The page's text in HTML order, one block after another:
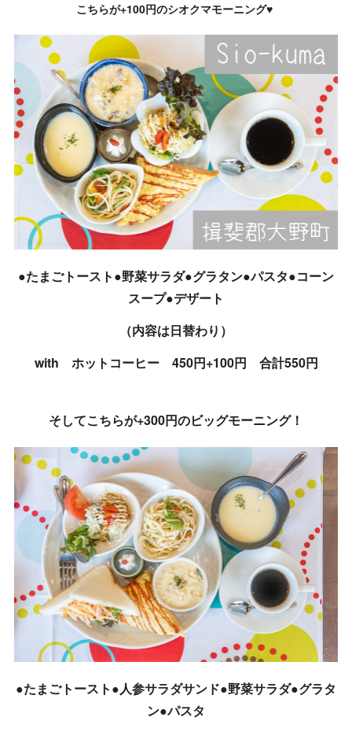
こちらが+100円のシオクマモーニング♥
●たまごトースト●野菜サラダ●グラタン●パスタ●コーン
スープ●デザート
（内容は日替わり）
with ホットコーヒー 450円+100円 合計550円
そしてこちらが+300円のビッグモーニング！
●たまごトースト●人参サラダサンド●野菜サラダ●グラタ
ン●パスタ